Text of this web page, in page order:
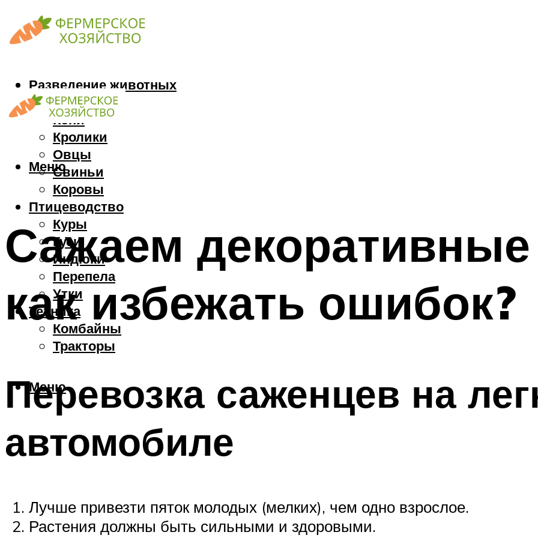
Разведение животных
Козы
Кони
Кролики
Овцы
Свиньи
Коровы
Птицеводство
Куры
Гуси
Индюки
Перепела
Утки
Техника
Комбайны
Тракторы
Меню
Меню
Сажаем декоративные
как избежать ошибок?
Перевозка саженцев на
автомобиле
Лучше привезти пяток молодых (мелких), чем одно взрослое.
Растения должны быть сильными и здоровыми.